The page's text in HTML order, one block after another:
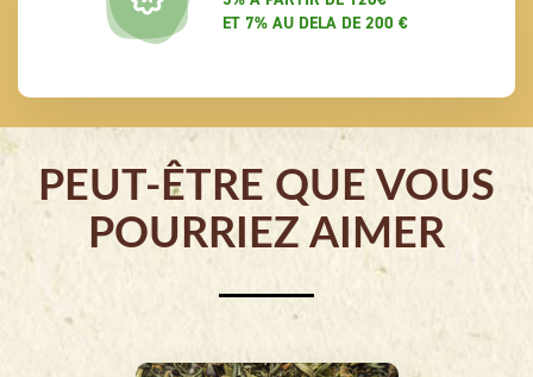
ET 7% AU DELA DE 200 €
PEUT-ÊTRE QUE VOUS
POURRIEZ AIMER